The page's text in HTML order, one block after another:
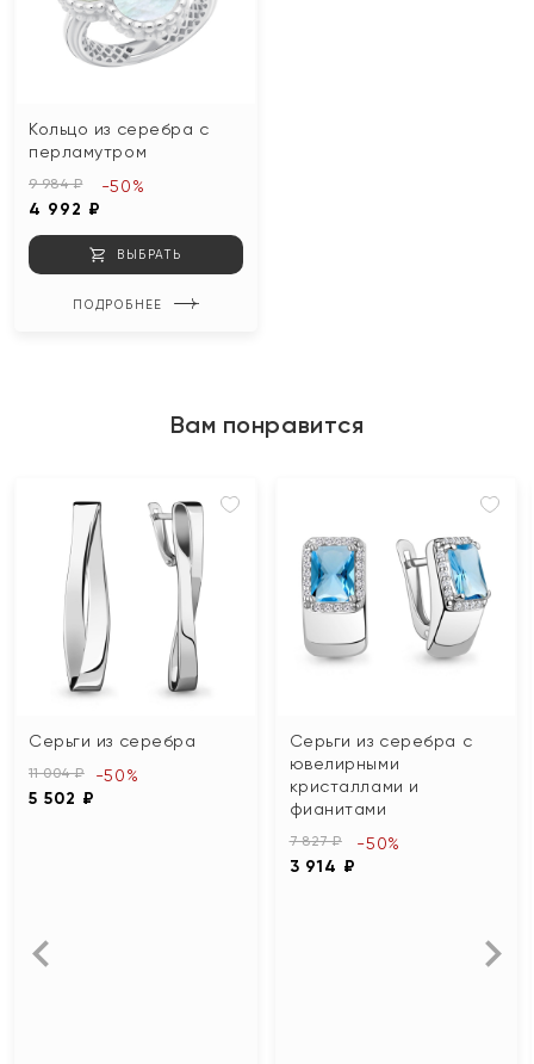
Кольцо из серебра с
перламутром
9 984 ₽
4 992 ₽
-50%
ВЫБРАТЬ
ПОДРОБНЕЕ
Вам понравится
Серьги из серебра
11 004 ₽
5 502 ₽
-50%
Серьги из серебра с
ювелирными
кристаллами и
фианитами
7 827 ₽
3 914 ₽
-50%